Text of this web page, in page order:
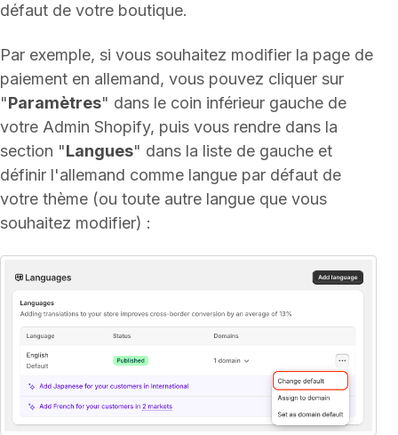
défaut de votre boutique.
Par exemple, si vous souhaitez modifier la page de
paiement en allemand, vous pouvez cliquer sur
"Paramètres" dans le coin inférieur gauche de
votre Admin Shopify, puis vous rendre dans la
section "Langues" dans la liste de gauche et
définir l'allemand comme langue par défaut de
votre thème (ou toute autre langue que vous
souhaitez modifier) :